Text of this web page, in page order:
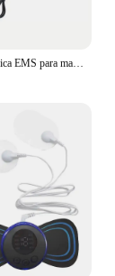
Almohadilla eléctrica EMS para masaje de pies, estera plegable para aliviar el dolor, relajación de los pies, envío directo